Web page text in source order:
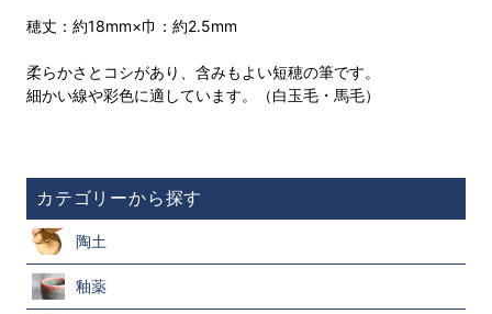
カテゴリーから探す
陶土
釉薬
穂丈：約18mm×巾：約2.5mm
柔らかさとコシがあり、含みもよい短穂の筆です。
細かい線や彩色に適しています。（白玉毛・馬毛）